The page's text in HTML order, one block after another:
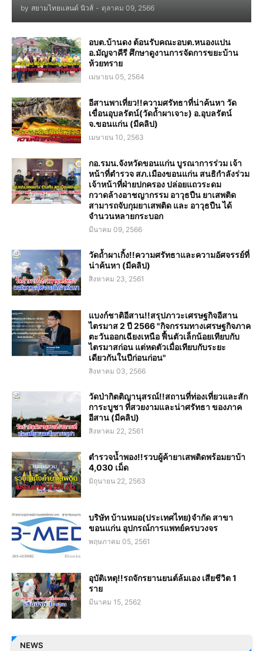
by สยามไทยแลนด์ นิวส์ - ตุลาคม 09, 2566
อบต.บ้านดง ต้อนรับคณะอบต.หนองแปน
อ.มัญจาคีรี ศึกษาดูงานการจัดการขยะบ้าน
ห้วยทราย
เมษายน 05, 2564
อีสานพาเที่ยว!!ความศรัทธาที่น่าค้นหา วัด
เขื่อนอุบลรัตน์(วัดถ้ำผาเจาะ) อ.อุบลรัตน์
จ.ขอนแก่น (มีคลิป)
เมษายน 10, 2563
กอ.รมน.จังหวัดขอนแก่น บูรณาการร่วม เจ้า
หน้าที่ตำรวจ สภ.เมืองขอนแก่น สนธิกำลังร่วม
เจ้าหน้าที่ฝ่ายปกครอง ปล่อยแถวระดม
กวาดล้างอาชญากรรม อาวุธปืน ยาเสพติด
สามารถจับกุมยาเสพติด และ อาวุธปืน ได้
จำนวนหลายกระบอก
มีนาคม 09, 2566
วัดถ้ำผาเกิ้ง!!ความศรัทธาและความอัศจรรย์ที่
น่าค้นหา (มีคลิป)
สิงหาคม 23, 2561
แบงก์ชาติอีสาน!!สรุปภาวะเศรษฐกิจอีสาน
ไตรมาส 2 ปี 2566 "กิจกรรมทางเศรษฐกิจภาค
ตะวันออกเฉียงเหนือ ฟื้นตัวเล็กน้อยเทียบกับ
ไตรมาสก่อน แต่หดตัวเมื่อเทียบกับระยะ
เดียวกันในปีก่อนก่อน"
สิงหาคม 03, 2566
วัดป่ากิตติญานุสรณ์!!สถานที่ท่องเที่ยวและสัก
การะบูชา ที่สวยงามและน่าศรัทธา ของภาค
อีสาน (มีคลิป)
สิงหาคม 22, 2561
ตำรวจน้ำพอง!!รวบผู้ค้ายาเสพติดพร้อมยาบ้า
4,030 เม็ด
มิถุนายน 22, 2563
บริษัท บ้านหมอ(ประเทศไทย)จำกัด สาขา
ขอนแก่น อุปกรณ์การแพทย์ครบวงจร
พฤษภาคม 05, 2561
อุบัติเหตุ!!รถจักรยานยนต์ล้มเอง เสียชีวิต 1
ราย
มีนาคม 15, 2562
NEWS